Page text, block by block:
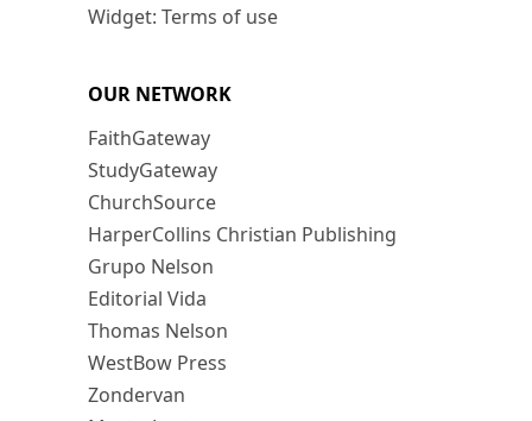
Widget: Terms of use
OUR NETWORK
FaithGateway
StudyGateway
ChurchSource
HarperCollins Christian Publishing
Grupo Nelson
Editorial Vida
Thomas Nelson
WestBow Press
Zondervan